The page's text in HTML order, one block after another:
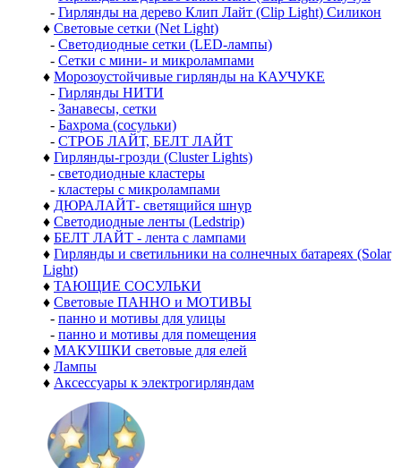
- Гирлянды на дерево Клип Лайт (Clip Light) Силикон
♦ Световые сетки (Net Light)
- Светодиодные сетки (LED-лампы)
- Сетки с мини- и микролампами
♦ Морозоустойчивые гирлянды на КАУЧУКЕ
- Гирлянды НИТИ
- Занавесы, сетки
- Бахрома (сосульки)
- СТРОБ ЛАЙТ, БЕЛТ ЛАЙТ
♦ Гирлянды-грозди (Cluster Lights)
- светодиодные кластеры
- кластеры с микролампами
♦ ДЮРАЛАЙТ- светящийся шнур
♦ Светодиодные ленты (Ledstrip)
♦ БЕЛТ ЛАЙТ - лента с лампами
♦ Гирлянды и светильники на солнечных батареях (Solar
Light)
♦ ТАЮЩИЕ СОСУЛЬКИ
♦ Световые ПАННО и МОТИВЫ
- панно и мотивы для улицы
- панно и мотивы для помещения
♦ МАКУШКИ световые для елей
♦ Лампы
♦ Аксессуары к электрогирляндам